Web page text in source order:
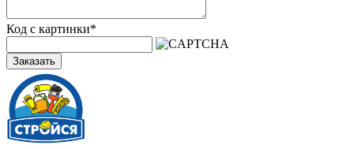
Код с картинки*
Заказать